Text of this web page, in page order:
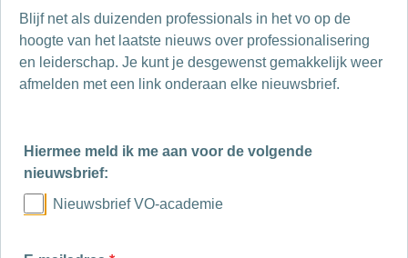
Blijf net als duizenden professionals in het vo op de
hoogte van het laatste nieuws over professionalisering
en leiderschap. Je kunt je desgewenst gemakkelijk weer
afmelden met een link onderaan elke nieuwsbrief.
Hiermee meld ik me aan voor de volgende
nieuwsbrief:
Nieuwsbrief VO-academie